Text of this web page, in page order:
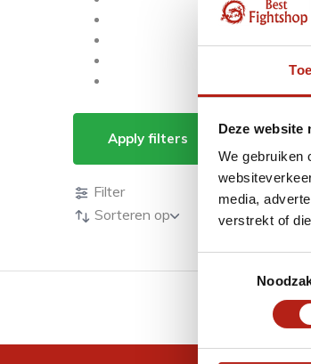
Deze website
We gebruiken
media,
verstrekt of
Apply filters
Producten
Filter
Sorteren op
GRATIS